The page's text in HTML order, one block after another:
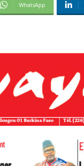
WhatsApp